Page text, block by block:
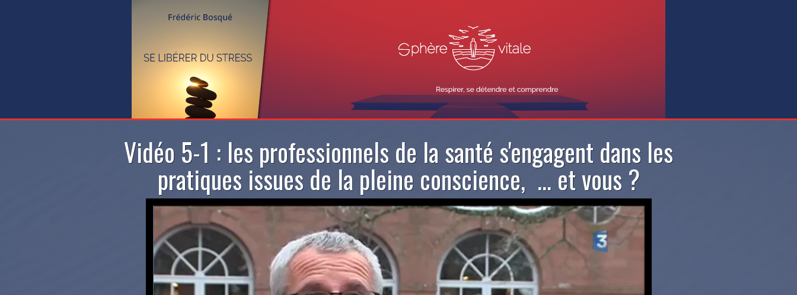
Vidéo 5-1 : les professionnels de la santé s'engagent dans les
pratiques issues de la pleine conscience, ... et vous ?